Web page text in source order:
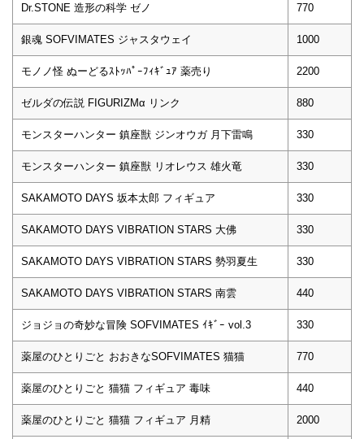
Dr.STONE 造形の科学 ゼノ 770
銀魂 SOFVIMATES ジャスタウェイ 1000
モノノ怪 ぬーどるｽﾄｯﾊﾟｰﾌｨｷﾞｭｱ 薬売り 2200
ゼルダの伝説 FIGURIZMα リンク 880
モンスターハンター 鎮座獣 ジンオウガ 月下雷鳴 330
モンスターハンター 鎮座獣 リオレウス 雄火竜 330
SAKAMOTO DAYS 坂本太郎 フィギュア 330
SAKAMOTO DAYS VIBRATION STARS 大佛 330
SAKAMOTO DAYS VIBRATION STARS 勢羽夏生 330
SAKAMOTO DAYS VIBRATION STARS 南雲 440
ジョジョの奇妙な冒険 SOFVIMATES ｲｷﾞｰ vol.3 330
薬屋のひとりごと おおきなSOFVIMATES 猫猫 770
薬屋のひとりごと 猫猫 フィギュア 毒味 440
薬屋のひとりごと 猫猫 フィギュア 月精 2000